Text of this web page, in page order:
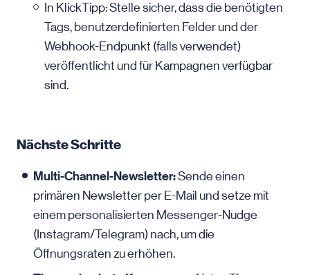
In KlickTipp: Stelle sicher, dass die benötigten
Tags, benutzerdefinierten Felder und der
Webhook-Endpunkt (falls verwendet)
veröffentlicht und für Kampagnen verfügbar
sind.
Nächste Schritte
Multi-Channel-Newsletter:Sende einen
primären Newsletter per E-Mail und setze mit
einem personalisierten Messenger-Nudge
(Instagram/Telegram) nach, um die
Öffnungsraten zu erhöhen.